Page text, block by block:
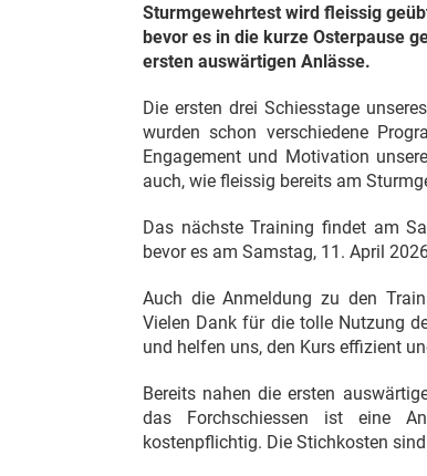
Sturmgewehrtest wird fleissig
bevor es in die kurze Osterpause
ersten auswärtigen Anlässe.
Die ersten drei Schiesstage
wurden schon verschiedene
Engagement und Motivation
auch, wie fleissig bereits am
Das nächste Training findet am
bevor es am Samstag, 11. April
Auch die Anmeldung zu den
Vielen Dank für die tolle Nutzung
und helfen uns, den Kurs effizient
Bereits nahen die ersten
das Forchschiessen ist eine
kostenpflichtig. Die Stichkosten